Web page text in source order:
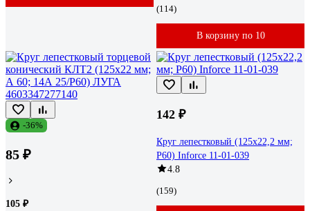
(114)
В корзину по 10
-36%
85 ₽
105 ₽
142 ₽
Круг лепестковый (125х22,2 мм;
P60) Inforce 11-01-039
4.8
(159)